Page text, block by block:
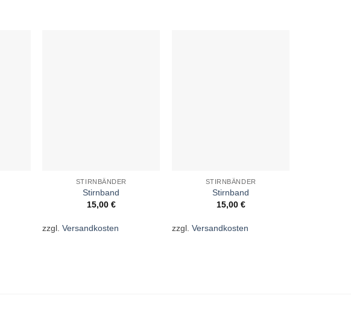
STIRNBÄNDER
Stirnband
15,00 €
zzgl.Versandkosten
STIRNBÄNDER
Stirnband
15,00 €
zzgl.Versandkosten